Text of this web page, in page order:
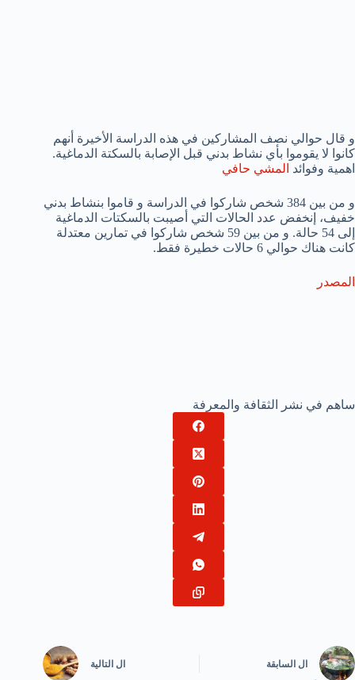
و قال حوالي نصف المشاركين في هذه الدراسة الأخيرة أنهم
كانوا لا يقوموا بأي نشاط بدني قبل الإصابة بالسكتة الدماغية.
اهمية وفوائد المشي حافي
و من بين 384 شخص شاركوا في الدراسة و قاموا بنشاط بدني
خفيف، إنخفض عدد الحالات التي أصيبت بالسكتات الدماغية
إلى 54 حالة. و من بين 59 شخص شاركوا في تمارين معتدلة
كانت هناك حوالي 6 حالات خطيرة فقط.
المصدر
ساهم في نشر الثقافة والمعرفة
ال السابقة ال التالية